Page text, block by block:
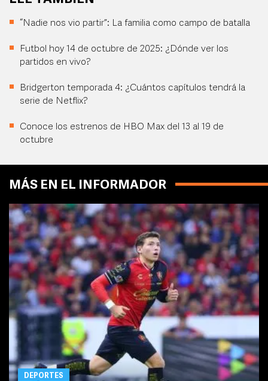
“Nadie nos vio partir”: La familia como campo de batalla
Futbol hoy 14 de octubre de 2025: ¿Dónde ver los
partidos en vivo?
Bridgerton temporada 4: ¿Cuántos capítulos tendrá la
serie de Netflix?
Conoce los estrenos de HBO Max del 13 al 19 de
octubre
MÁS EN EL INFORMADOR
DEPORTES